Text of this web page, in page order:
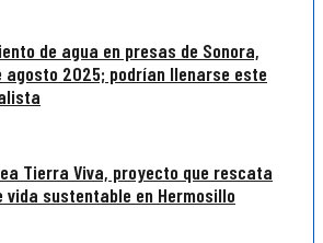
de agua en presas de Sonora,
agosto 2025; podrían llenarse este
Tierra Viva, proyecto que rescata
vida sustentable en Hermosillo